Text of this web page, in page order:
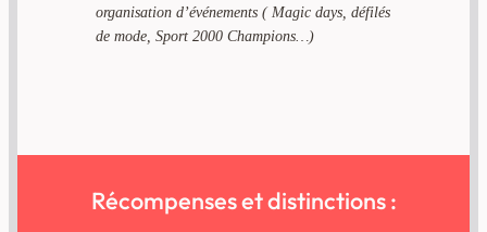
organisation d’événements ( Magic days, défilés
de mode, Sport 2000 Champions…)
Récompenses et distinctions :